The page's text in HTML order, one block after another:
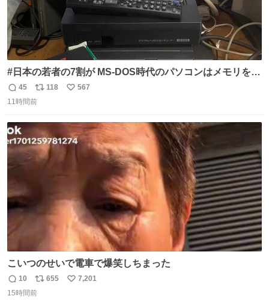
#日本の若者の7割が MS-DOS時代のパソコンはメモリをい
くら増設しても、基本的に640～768KBまでしか使用でき
なかったことを知らない。 またその改善策としてEMSメモ
かメモリをやりくりしていたことを知らない。
返
信
45
リ
ポ
ト
数
118
い
数
567
11時間前
こいつのせいで電車で爆笑しちまった
返
信
10
リ
ポ
655
い
7,201
15時間前